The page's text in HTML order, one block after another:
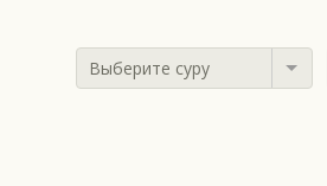
Выберите суру